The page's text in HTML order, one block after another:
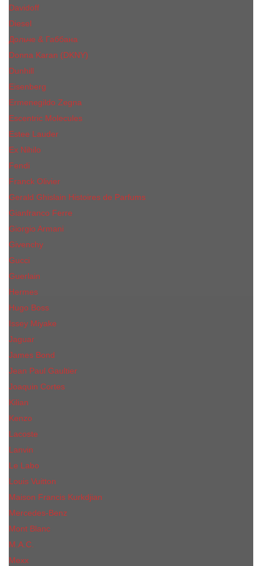
Davidoff
Diesel
Дольче & Габбана
Donna Karan (DKNY)
Dunhill
Eisenberg
Ermenegildo Zegna
Escentric Molecules
Еsteе Lаudеr
Ex Nihilo
Fendi
Franck Olivier
Gerald Ghislain Histoires de Parfums
Gianfranco Ferre
Giorgio Armani
Givenchy
Gucci
Guerlain
Hermes
Hugo Boss
Issey Miyake
Jaguar
James Bond
Jean Paul Gaultier
Joaquin Сortes
Kilian
Kenzo
Lacoste
Lanvin
Le Labo
Louis Vuitton
Maison Francis Kurkdjian
Mercedes-Benz
Mont Blanc
M.А.C.
Mexx